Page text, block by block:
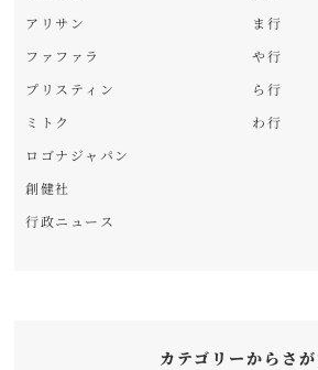
アリサン
ファファラ
プリスティン
ミトク
ロゴナジャパン
創健社
行政ニュース
ま行
や行
ら行
わ行
カテゴリーからさ